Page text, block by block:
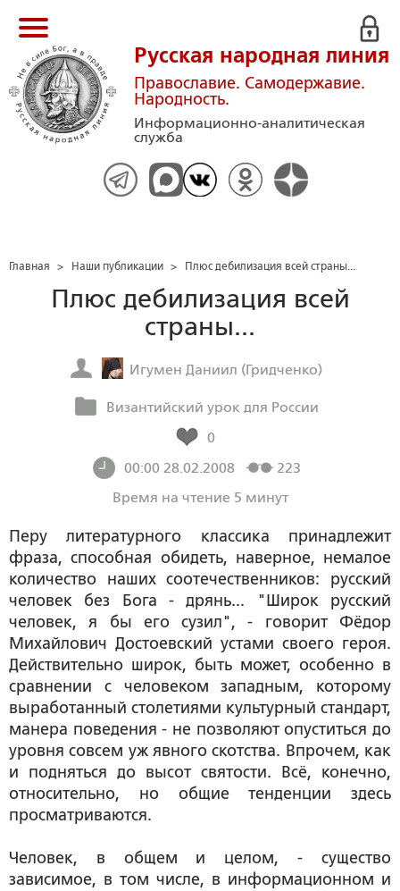
Русская народная линия
Православие. Самодержавие.
Народность.
Информационно-аналитическая
служба
Главная > Наши публикации > Плюс дебилизация всей страны...
Плюс дебилизация всей
страны...
Игумен Даниил (Гридченко)
Византийский урок для России
0
00:00 28.02.2008
223
Время на чтение 5 минут
Перу литературного классика принадлежит
фраза, способная обидеть, наверное, немалое
количество наших соотечественников: русский
человек без Бога - дрянь... "Широк русский
человек, я бы его сузил", - говорит Фёдор
Михайлович Достоевский устами своего героя.
Действительно широк, быть может, особенно в
сравнении с человеком западным, которому
выработанный столетиями культурный стандарт,
манера поведения - не позволяют опуститься до
уровня совсем уж явного скотства. Впрочем, как
и подняться до высот святости. Всё, конечно,
относительно, но общие тенденции здесь
просматриваются.
Человек, в общем и целом, - существо
зависимое, в том числе, в информационном и